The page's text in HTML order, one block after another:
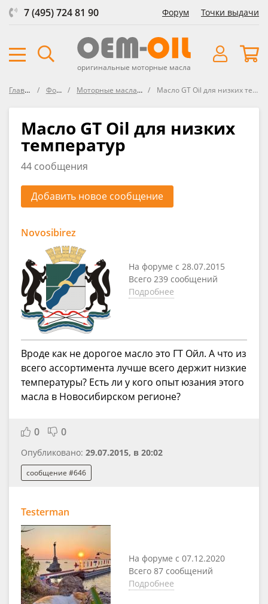
7 (495) 724 81 90 Форум Точки выдачи
оригинальные моторные масла
Главная Форум Моторные масла GT OIL Масло GT Oil для низких температур
Масло GT Oil для низких
температур
44 сообщения
Добавить новое сообщение
Novosibirez
На форуме с 28.07.2015
Всего 239 сообщений
Подробнее
Вроде как не дорогое масло это ГТ Ойл. А что из
всего ассортимента лучше всего держит низкие
температуры? Есть ли у кого опыт юзания этого
масла в Новосибирском регионе?
0 0
Опубликовано: 29.07.2015, в 20:02
сообщение #646
Testerman
На форуме с 07.12.2020
Всего 87 сообщений
Подробнее